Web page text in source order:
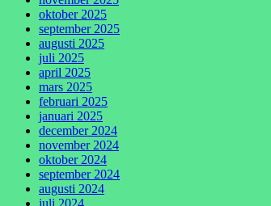
oktober 2025
september 2025
augusti 2025
juli 2025
april 2025
mars 2025
februari 2025
januari 2025
december 2024
november 2024
oktober 2024
september 2024
augusti 2024
juli 2024